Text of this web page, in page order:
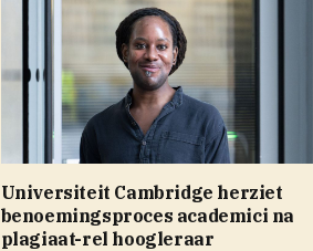
Universiteit Cambridge herziet
benoemingsproces academici na
plagiaat-rel hoogleraar